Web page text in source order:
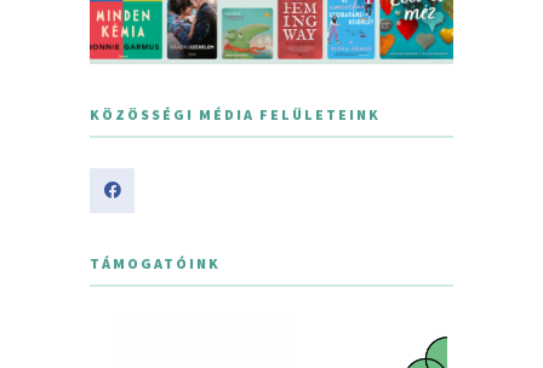
KÖZÖSSÉGI MÉDIA FELÜLETEINK
TÁMOGATÓINK